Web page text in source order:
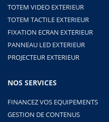
TOTEM VIDEO EXTERIEUR
TOTEM TACTILE EXTERIEUR
FIXATION ECRAN EXTERIEUR
PANNEAU LED EXTERIEUR
PROJECTEUR EXTERIEUR
NOS SERVICES
FINANCEZ VOS EQUIPEMENTS
GESTION DE CONTENUS